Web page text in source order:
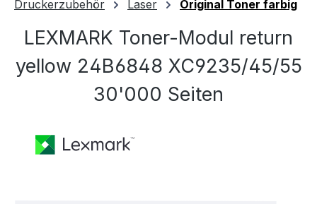
Druckerzubehör Laser Original Toner farbig
LEXMARK Toner-Modul return
yellow 24B6848 XC9235/45/55
30'000 Seiten